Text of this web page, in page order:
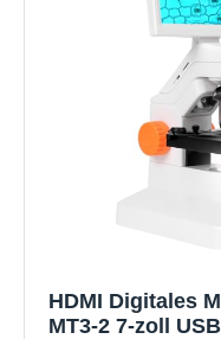
HDMI Digitales
MT3-2 7-zoll